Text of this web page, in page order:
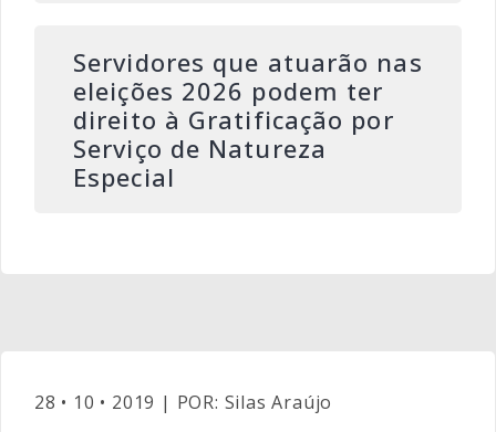
Servidores que atuarão nas
eleições 2026 podem ter
direito à Gratificação por
Serviço de Natureza
Especial
28 • 10 • 2019 | POR: Silas Araújo